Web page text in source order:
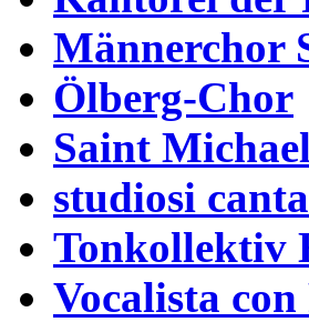
Männerchor
Ölberg-Chor
Saint
studiosi
Tonkollektiv
Vocalista